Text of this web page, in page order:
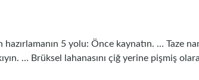
5 yolu: Önce kaynatın. … Taze
… Brüksel lahanasını çiğ yerine pişmiş